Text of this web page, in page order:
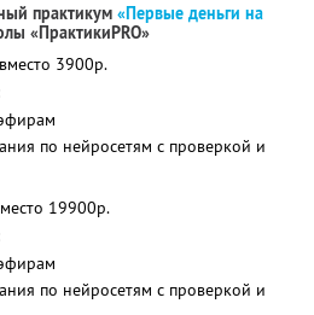
практикум «Первые деньги на
«ПрактикиPRO»
3900р.
по нейросетям с проверкой и
19900р.
по нейросетям с проверкой и